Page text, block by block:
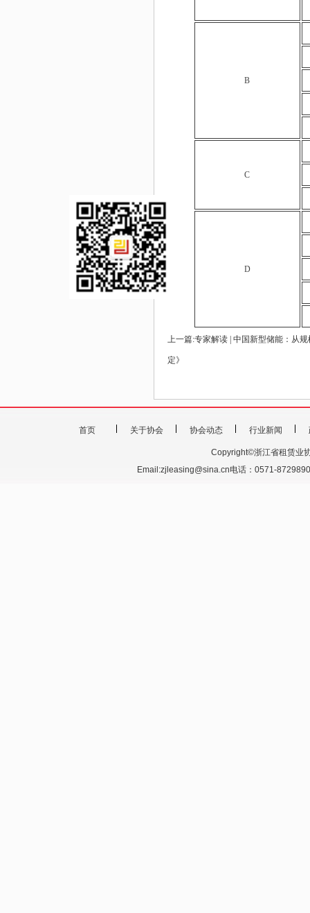
B
C
D
上一篇:专家解读 | 中国新型储能：从
定》
首页 关于协会 协会动态 行业新闻
Copyright©浙江省租赁业
Email:zjleasing@sina.cn电话：0571-